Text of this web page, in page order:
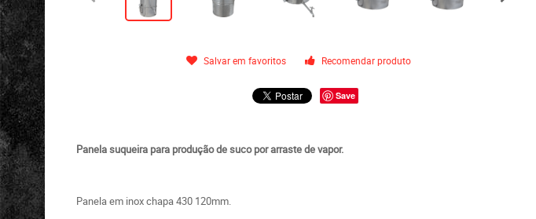
Salvar em favoritos Recomendar produto
Save
Panela suqueira para produção de suco por arraste de vapor.
Panela em inox chapa 430 120mm.